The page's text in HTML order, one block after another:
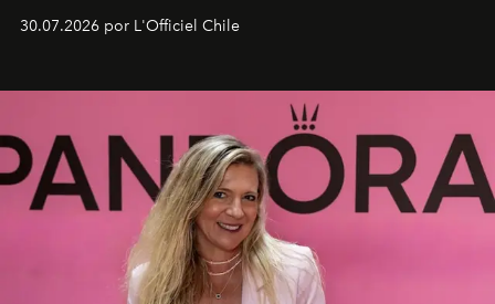
fusiona moda y rendimiento.
30.07.2026 por L'Officiel Chile